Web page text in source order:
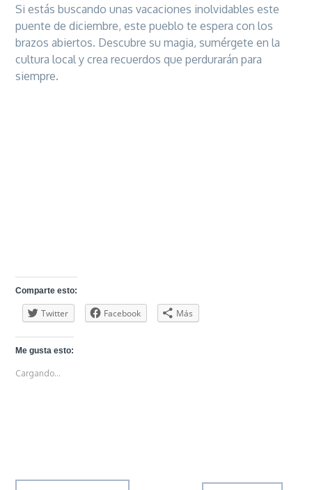
Si estás buscando unas vacaciones inolvidables este
puente de diciembre, este pueblo te espera con los
brazos abiertos. Descubre su magia, sumérgete en la
cultura local y crea recuerdos que perdurarán para
siempre.
Comparte esto:
Twitter Facebook Más
Me gusta esto:
Cargando...